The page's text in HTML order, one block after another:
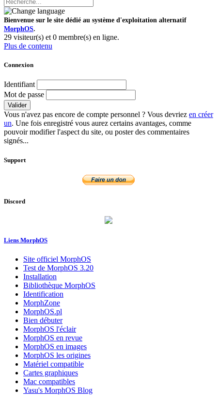
Bienvenue sur le site dédié au système d'exploitation alternatif
MorphOS.
29 visiteur(s) et 0 membre(s) en ligne.
Plus de contenu
Connexion
Identifiant
Mot de passe
Valider
Vous n'avez pas encore de compte personnel ? Vous devriez en créer
un. Une fois enregistré vous aurez certains avantages, comme
pouvoir modifier l'aspect du site, ou poster des commentaires
signés...
Support
Discord
Liens MorphOS
Site officiel MorphOS
Test de MorphOS 3.20
Installation
Bibliothèque MorphOS
Identification
MorphZone
MorphOS.pl
Bien débuter
MorphOS l'éclair
MorphOS en revue
MorphOS en images
MorphOS les origines
Matériel compatible
Cartes graphiques
Mac compatibles
Yasu's MorphOS Blog